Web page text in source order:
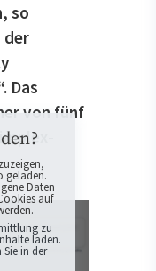
so
der
Das
von fünf
geladen.
Daten
auf
zu
laden.
in der